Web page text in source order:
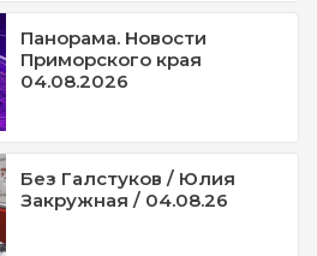
Панорама. Новости
Приморского края
04.08.2026
Без Галстуков / Юлия
Закружная / 04.08.26